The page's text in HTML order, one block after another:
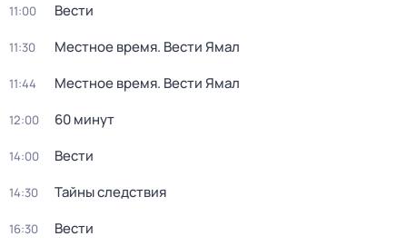
11:00 Вести
11:30 Местное время. Вести Ямал
11:44 Местное время. Вести Ямал
12:00 60 минут
14:00 Вести
14:30 Тайны следствия
16:30 Вести